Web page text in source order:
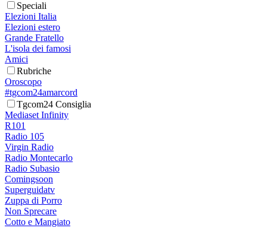
Speciali
Elezioni Italia
Elezioni estero
Grande Fratello
L'isola dei famosi
Amici
Rubriche
Oroscopo
#tgcom24amarcord
Tgcom24 Consiglia
Mediaset Infinity
R101
Radio 105
Virgin Radio
Radio Montecarlo
Radio Subasio
Comingsoon
Superguidatv
Zuppa di Porro
Non Sprecare
Cotto e Mangiato